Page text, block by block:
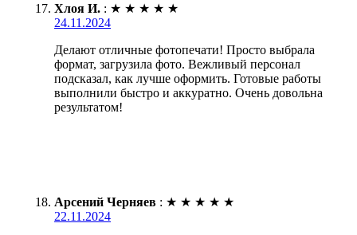
Хлоя И. : ★ ★ ★ ★ ★
24.11.2024
Делают отличные фотопечати! Просто выбрала
формат, загрузила фото. Вежливый персонал
подсказал, как лучше оформить. Готовые работы
выполнили быстро и аккуратно. Очень довольна
результатом!
Арсений Черняев : ★ ★ ★ ★ ★
22.11.2024